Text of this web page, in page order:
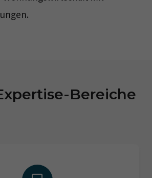
Bereiche